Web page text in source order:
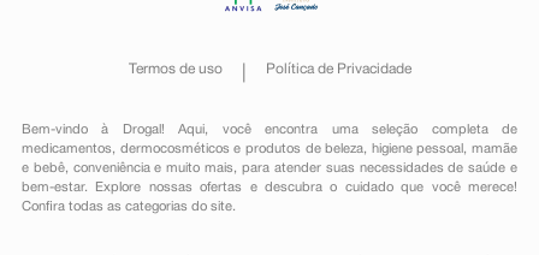
Termos de uso Política de Privacidade
Bem-vindo à Drogal! Aqui, você encontra uma seleção completa de
medicamentos , dermocosméticos e produtos de beleza, higiene pessoal ,mamãe
e bebê, conveniênciae muito mais, para atender suas necessidades de saúde e
bem-estar. Explore nossas ofertas e descubra o cuidado que você merece!
Confira todas as categorias do site.